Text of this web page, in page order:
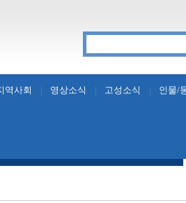
역사회 영상소식 고성소식 인물/